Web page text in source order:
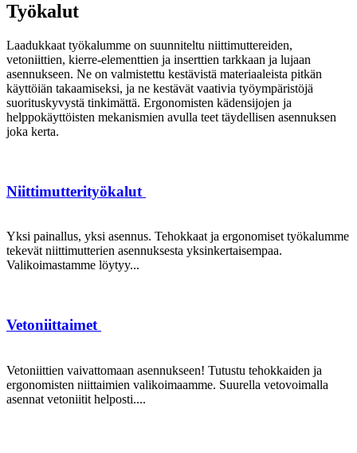
Työkalut
Laadukkaat työkalumme on suunniteltu niittimuttereiden,
vetoniittien, kierre-elementtien ja inserttien tarkkaan ja lujaan
asennukseen. Ne on valmistettu kestävistä materiaaleista pitkän
käyttöiän takaamiseksi, ja ne kestävät vaativia työympäristöjä
suorituskyvystä tinkimättä. Ergonomisten kädensijojen ja
helppokäyttöisten mekanismien avulla teet täydellisen asennuksen
joka kerta.
Niittimutterityökalut
Yksi painallus, yksi asennus. Tehokkaat ja ergonomiset työkalumme
tekevät niittimutterien asennuksesta yksinkertaisempaa.
Valikoimastamme löytyy...
Vetoniittaimet
Vetoniittien vaivattomaan asennukseen! Tutustu tehokkaiden ja
ergonomisten niittaimien valikoimaamme. Suurella vetovoimalla
asennat vetoniitit helposti....